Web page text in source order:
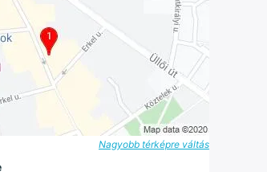
Nagyobb térképre váltás